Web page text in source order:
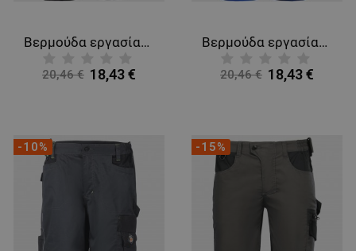
Βερμούδα εργασίας PRISMA LIGHT STRETCH LIGHT GREY
20,46 € 18,43 €
Βερμούδα εργασίας PRISMA LIGHT STRETCH ROYAL BLUE
20,46 € 18,43 €
-10% -15%